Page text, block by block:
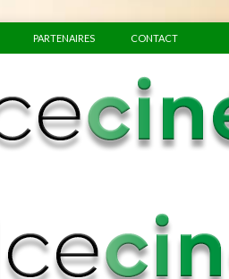
PARTENAIRES CONTACT